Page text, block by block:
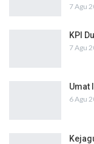
7 Agu
KPI
7 Agu
Umat
6 Agu